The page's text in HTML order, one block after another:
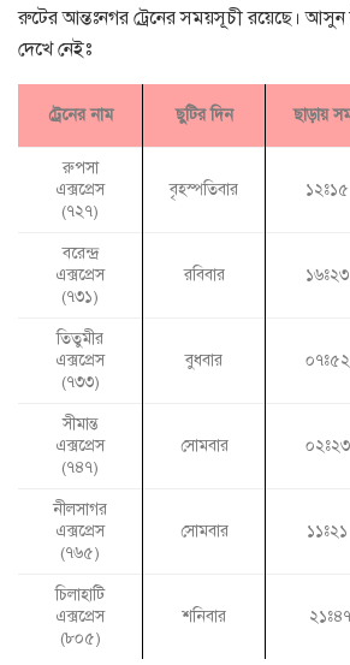
রুটের আন্তঃনগর ট্রেনের সময়সূচী রয়েছে।
দেখে নেইঃ
ট্রেনের নাম ছুটির দিন ছাড়ায়
রুপসা
এক্সপ্রেস
(৭২৭)
বৃহস্পতিবার ১২ঃ১৫
বরেন্দ্র
এক্সপ্রেস
(৭৩১)
রবিবার ১৬ঃ২৩
তিতুমীর
এক্সপ্রেস
(৭৩৩)
বুধবার ০৭ঃ৫২
সীমান্ত
এক্সপ্রেস
(৭৪৭)
সোমবার ০২ঃ২৩
নীলসাগর
এক্সপ্রেস
(৭৬৫)
সোমবার ১১ঃ২১
চিলাহাটি
এক্সপ্রেস
(৮০৫)
শনিবার ২১ঃ৪৭